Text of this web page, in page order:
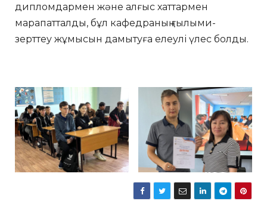
дипломдармен және алғыс хаттармен
марапатталды, бұл кафедраның ғылыми-
зерттеу жұмысын дамытуға елеулі үлес болды.